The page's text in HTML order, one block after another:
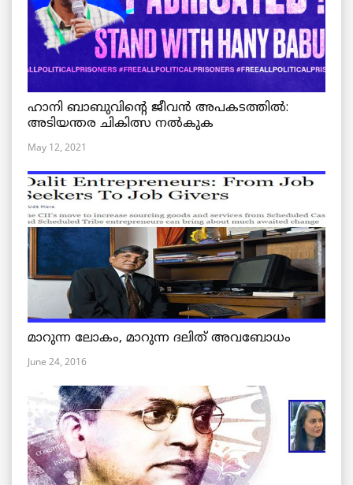
ഹാനി ബാബുവിന്റെ ജീവൻ അപകടത്തിൽ:
അടിയന്തര ചികിത്സ നൽകുക
May 12, 2021
മാറുന്ന ലോകം, മാറുന്ന ദലിത് അവബോധം
June 24, 2016